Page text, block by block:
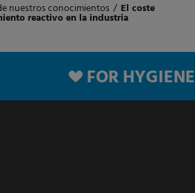
nuestros conocimientos / El coste
reactivo en la industria
FOR HYGIENE